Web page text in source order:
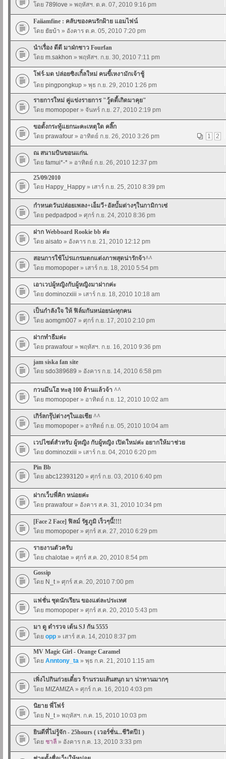
โดย 789love » พฤหัสฯ. ต.ค. 07, 2010 9:16 pm
Faiiamfine : คลับของคนรักฝ้าย แอมไฟน์
โดย ยัยบ้า » อังคาร ต.ค. 05, 2010 7:20 pm
นำเรื่อง ดีดี มาฝ่กชาว Fourfan
โดย m.sakhon » พฤหัสฯ. ก.ย. 30, 2010 7:11 pm
โฟร์-มด ปล่อยซิงเกิ้ลใหม่ คนขี้เหงามักเจ้าชู้
โดย pingpongkup » พุธ ก.ย. 29, 2010 1:26 pm
รายการใหม่ คู่แข่งรายการ "วู้ดดี้เกิดมาคุย"
โดย momopoper » จันทร์ ก.ย. 27, 2010 2:19 pm
ขอตั้งกระทู้แยกนะคะเหตุใด คลิ๊ก
1
2
โดย prawafour » อาทิตย์ ก.ย. 26, 2010 3:26 pm
ณ สนามบินขอนแก่น.
โดย famui*-* » อาทิตย์ ก.ย. 26, 2010 12:37 pm
25/09/2010
โดย Happy_Happy » เสาร์ ก.ย. 25, 2010 8:39 pm
กำหนดวันปล่อยเพลง+เอ็มวี+อัลบั้มต่างๆในกามิกาเซ่
โดย pedpadpod » ศุกร์ ก.ย. 24, 2010 8:36 pm
ฝาก Webboard Rookie bb ค่ะ
โดย aisato » อังคาร ก.ย. 21, 2010 12:12 pm
สอนการใช้โปรแกรมตกแต่งภาพสุดน่ารักจ้า^^
โดย momopoper » เสาร์ ก.ย. 18, 2010 5:54 pm
เอาเวปผู้หญิงกับผู้หญิงมาฝากค่ะ
โดย dominozxiii » เสาร์ ก.ย. 18, 2010 10:18 am
เป็นกำลังใจ ให้ ฟิล์มกันหน่อยน่ะทุกคน
โดย aomgm007 » ศุกร์ ก.ย. 17, 2010 2:10 pm
ฝากทำธีมค่ะ
โดย prawafour » พฤหัสฯ. ก.ย. 16, 2010 9:36 pm
jam siska fan site
โดย sdo389689 » อังคาร ก.ย. 14, 2010 6:58 pm
กวนมึนโฮ ทะลุ 100 ล้านแล้วจ้า ^^
โดย momopoper » อาทิตย์ ก.ย. 12, 2010 10:02 am
เกิร์ลกรุ๊ปต่างๆในเอเชีย ^^
โดย momopoper » อาทิตย์ ก.ย. 05, 2010 10:04 am
เวปไซต์สำหรับ ผู้หญิง กับผู้หญิง เปิดใหม่ค่ะ อยากให้มาช่วย
โดย dominozxiii » เสาร์ ก.ย. 04, 2010 6:20 pm
Pin Bb
โดย abc12393120 » ศุกร์ ก.ย. 03, 2010 6:40 pm
ฝากเว็บพี่คิก หน่อยค่ะ
โดย prawafour » อังคาร ส.ค. 31, 2010 10:34 pm
[Face 2 Face] ฟิลม์ รัฐภูมิ เร็วๆนี้!!!!
โดย momopoper » ศุกร์ ส.ค. 27, 2010 6:29 pm
รายงานตัวครับ
โดย chalotae » ศุกร์ ส.ค. 20, 2010 8:54 pm
Gossip
โดย N_t» ศุกร์ ส.ค. 20, 2010 7:00 pm
แฟชั่น ชุดนักเรียน ของแต่ละประเทศ
โดย momopoper » ศุกร์ ส.ค. 20, 2010 5:43 pm
มา ดู ตำรวจ เต้น SJ กัน 5555
โดย opp » เสาร์ ส.ค. 14, 2010 8:37 pm
MV Magic Girl - Orange Caramel
โดย Anntony_ta » พุธ ก.ค. 21, 2010 1:15 am
เพิ่งไปกินก่วยเตี๋ยว ร้านรวมเส้นสนุก มา น่าทานมากๆ
โดย MIZAMIZA » ศุกร์ ก.ค. 16, 2010 4:03 pm
นิยาย พี่โฟร์
โดย N_t» พฤหัสฯ. ก.ค. 15, 2010 10:03 pm
ยินดีที่ไม่รู้จัก - 25hours ( เวอร์ชั่น...ชีวิตปี1 )
โดย ชาลี » อังคาร ก.ค. 13, 2010 3:33 pm